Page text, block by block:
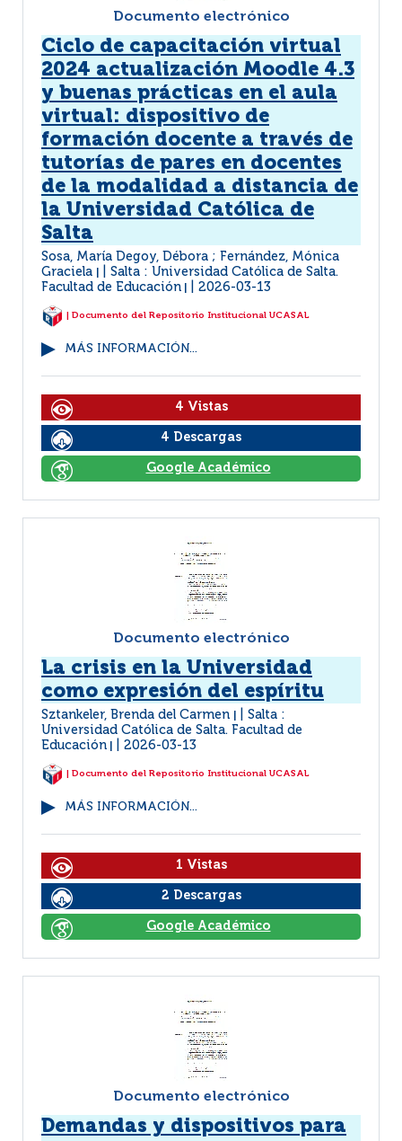
Documento electrónico
Ciclo de capacitación virtual
2024 actualización Moodle 4.3
y buenas prácticas en el aula
virtual: dispositivo de
formación docente a través de
tutorías de pares en docentes
de la modalidad a distancia de
la Universidad Católica de
Salta
Sosa, María Degoy, Débora ; Fernández, Mónica
Graciela
Salta : Universidad Católica de Salta.
Facultad de Educación
2026-03-13
| Documento del Repositorio Institucional UCASAL
MÁS INFORMACIÓN...
4 Vistas
4 Descargas
Google Académico
Documento electrónico
La crisis en la Universidad
como expresión del espíritu
Sztankeler, Brenda del Carmen
Salta :
Universidad Católica de Salta. Facultad de
Educación
2026-03-13
| Documento del Repositorio Institucional UCASAL
MÁS INFORMACIÓN...
1 Vistas
2 Descargas
Google Académico
Documento electrónico
Demandas y dispositivos para